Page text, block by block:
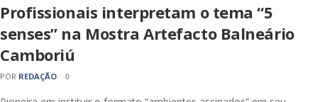
Profissionais interpretam o tema “5
senses” na Mostra Artefacto Balneário
Camboriú
POR REDAÇÃO 0